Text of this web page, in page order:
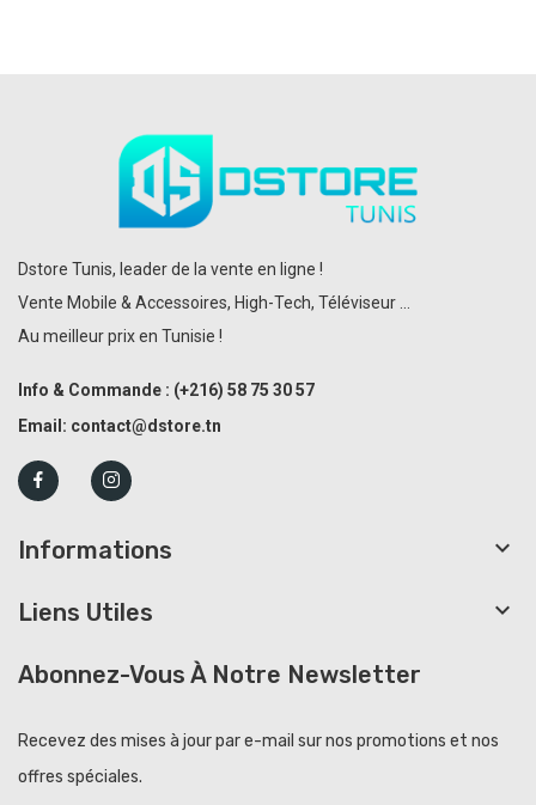
Dstore Tunis, leader de la vente en ligne !
Vente Mobile & Accessoires, High-Tech, Téléviseur ...
Au meilleur prix en Tunisie !
Info & Commande : (+216) 58 75 30 57
Email: contact@dstore.tn
Informations 
Liens Utiles 
Abonnez-Vous À Notre Newsletter
Recevez des mises à jour par e-mail sur nos promotions et nos
offres spéciales.